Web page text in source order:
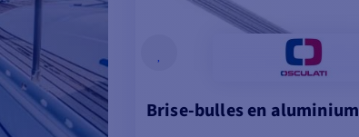
Brise-bulles en aluminium